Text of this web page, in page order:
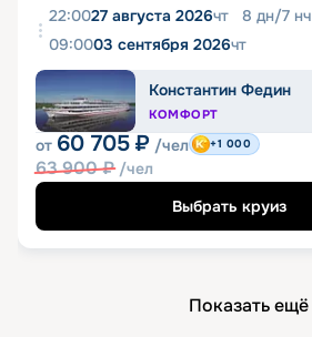
22:0027 августа 2026чт 8 дн/7 нч
09:0003 сентября 2026чт
Константин Федин
КОМФОРТ
от 60 705 ₽ /чел
63 900₽ /чел
+1 000
Выбрать круиз
Показать ещё